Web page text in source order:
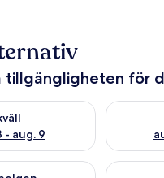
tillgängligheten för
- aug. 9
för ikväll aug.
för den här